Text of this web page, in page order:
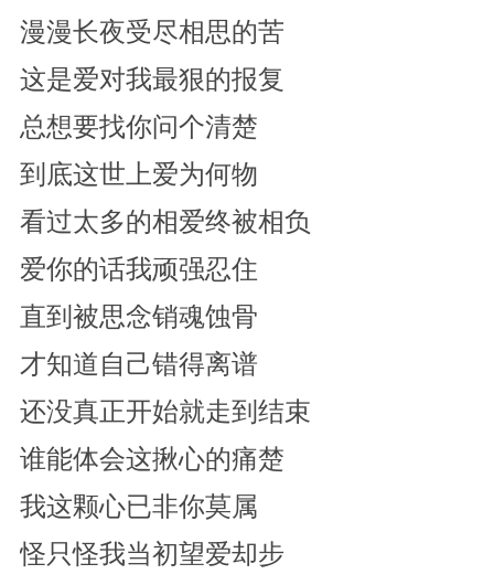
漫漫长夜受尽相思的苦
这是爱对我最狠的报复
总想要找你问个清楚
到底这世上爱为何物
看过太多的相爱终被相负
爱你的话我顽强忍住
直到被思念销魂蚀骨
才知道自己错得离谱
还没真正开始就走到结束
谁能体会这揪心的痛楚
我这颗心已非你莫属
怪只怪我当初望爱却步